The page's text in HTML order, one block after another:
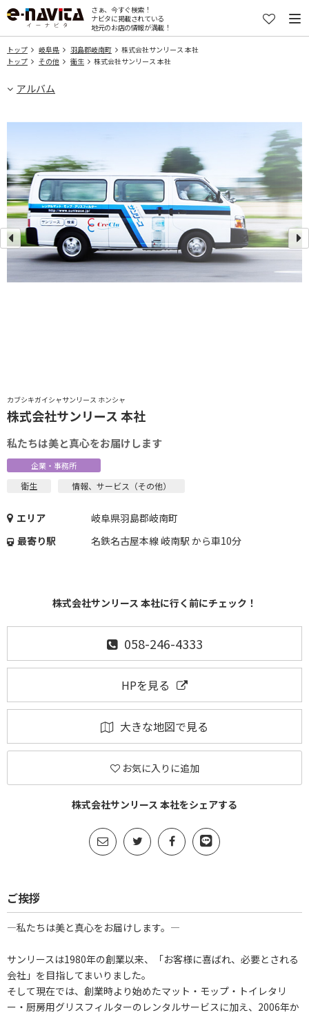
さぁ、今すぐ検索！
ナビタに掲載されている
地元のお店の情報が満載！
トップ 岐阜県 羽島郡岐南町
株式会社サンリース 本社
トップ
その他 衛生 株式会社サンリース 本社
アルバム
カブシキガイシャサンリース ホンシャ
株式会社サンリース 本社
私たちは美と真心をお届けします
企業・事務所
衛生 情報、サービス（その他）
エリア
岐阜県羽島郡岐南町
最寄り駅
名鉄名古屋本線 岐南駅 から車10分
株式会社サンリース 本社に行く前にチェック！
058-246-4333
HPを見る
大きな地図で見る
お気に入りに追加
株式会社サンリース 本社をシェアする
ご挨拶
―私たちは美と真心をお届けします。―
サンリースは1980年の創業以来、「お客様に喜ばれ、必要とされる
会社」を目指してまいりました。
そして現在では、創業時より始めたマット・モップ・トイレタリ
ー・厨房用グリスフィルターのレンタルサービスに加え、2006年か